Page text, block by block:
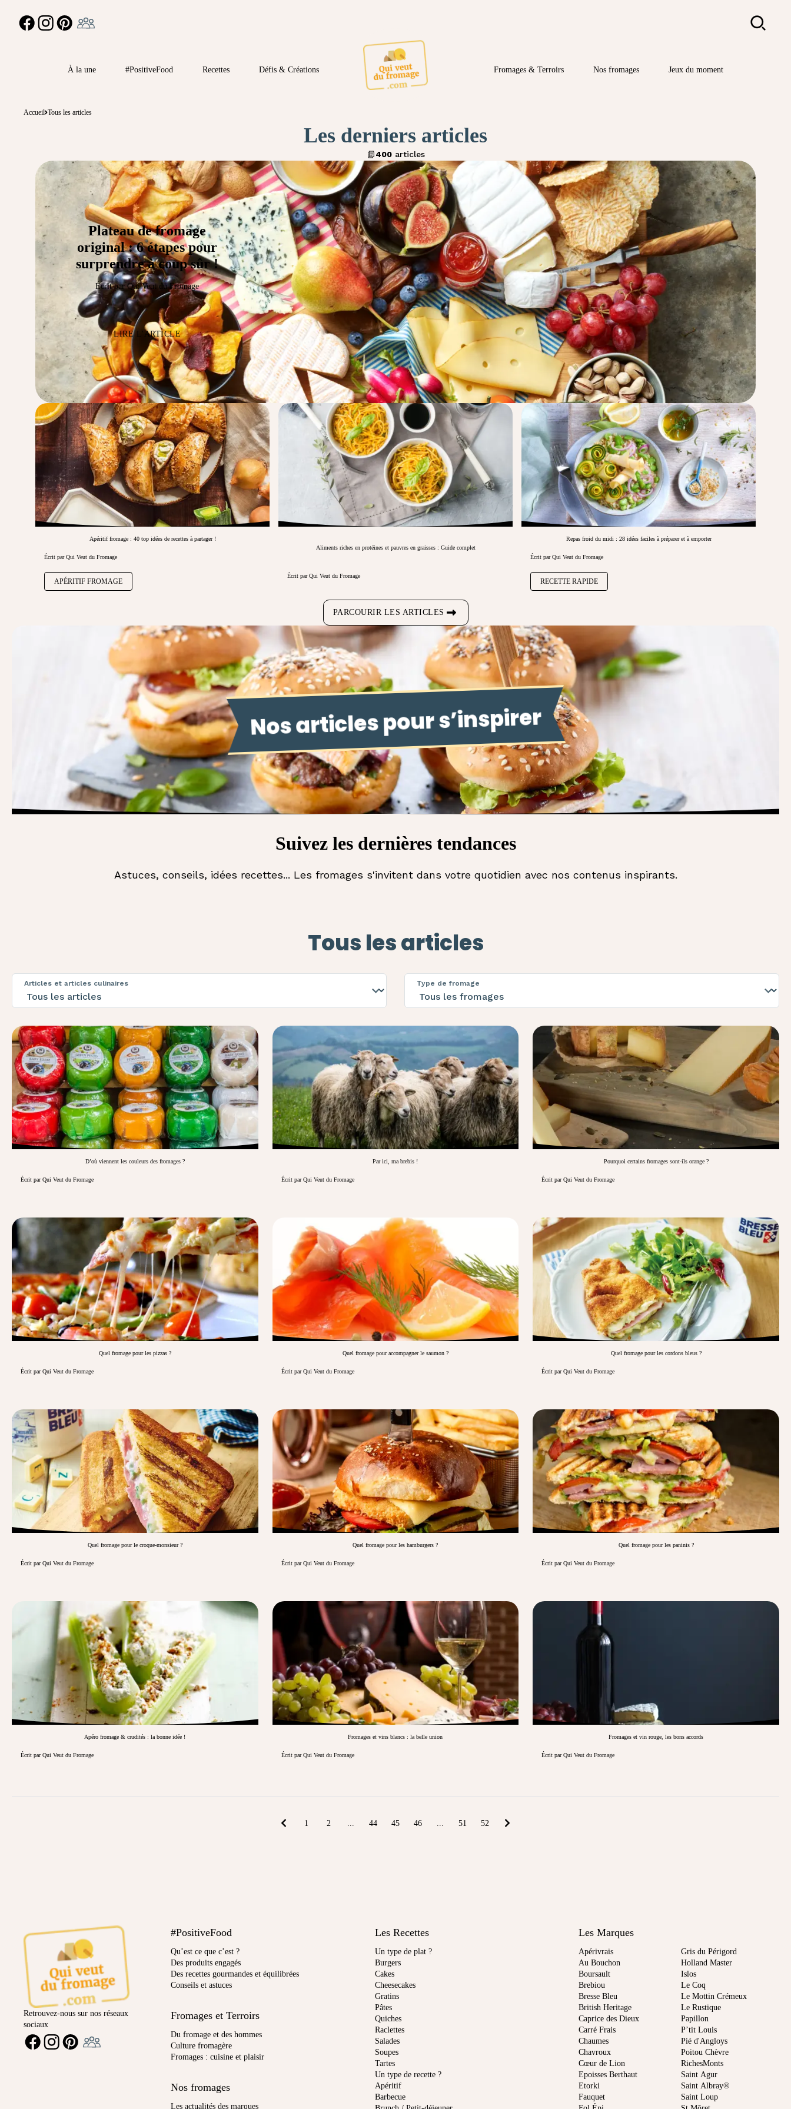
FACEBOOKINSTAGRAMPINTEREST Rechercher
À la une #PositiveFood Recettes Défis & Créations Fromages & Terroirs Nos fromages Jeux du moment
Accueil Tous les articles
Les derniers articles
400articles
Plateau de fromage
original : 6 étapes pour
surprendre à coup sûr !
Écrit par Qui Veut du Fromage
LIRE L'ARTICLE
Apéritif fromage : 40 top idées de recettes à partager !
Écrit par Qui Veut du Fromage
APÉRITIF FROMAGE
Aliments riches en protéines et pauvres en graisses : Guide complet
Écrit par Qui Veut du Fromage
Repas froid du midi : 28 idées faciles à préparer et à emporter
Écrit par Qui Veut du Fromage
RECETTE RAPIDE
PARCOURIR LES ARTICLES
Nos articles pour s’inspirer
Suivez les dernières tendances
Astuces, conseils, idées recettes... Les fromages s'invitent dans votre quotidien avec nos contenus inspirants.
Tous les articles
Articles et articles culinaires Type de fromage
D’où viennent les couleurs des fromages ?
Écrit par Qui Veut du Fromage
Par ici, ma brebis !
Écrit par Qui Veut du Fromage
Pourquoi certains fromages sont-ils orange ?
Écrit par Qui Veut du Fromage
Quel fromage pour les pizzas ?
Écrit par Qui Veut du Fromage
Quel fromage pour accompagner le saumon ?
Écrit par Qui Veut du Fromage
Quel fromage pour les cordons bleus ?
Écrit par Qui Veut du Fromage
Quel fromage pour le croque-monsieur ?
Écrit par Qui Veut du Fromage
Quel fromage pour les hamburgers ?
Écrit par Qui Veut du Fromage
Quel fromage pour les paninis ?
Écrit par Qui Veut du Fromage
Apéro fromage & crudités : la bonne idée !
Écrit par Qui Veut du Fromage
Fromages et vins blancs : la belle union
Écrit par Qui Veut du Fromage
Fromages et vin rouge, les bons accords
Écrit par Qui Veut du Fromage
1 2 44 45 46 51 52
Retrouvez-nous sur nos réseaux
sociaux
FACEBOOKINSTAGRAMPINTEREST
#PositiveFood
Qu’est ce que c’est ?
Des produits engagés
Des recettes gourmandes et équilibrées
Conseils et astuces
Fromages et Terroirs
Du fromage et des hommes
Culture fromagère
Fromages : cuisine et plaisir
Nos fromages
Les actualités des marques
Les Recettes
Un type de plat ?
Burgers
Cakes
Cheesecakes
Gratins
Pâtes
Quiches
Raclettes
Salades
Soupes
Tartes
Un type de recette ?
Apéritif
Barbecue
Les Marques
Apérivrais
Au Bouchon
Boursault
Brebiou
Bresse Bleu
British Heritage
Caprice des Dieux
Carré Frais
Chaumes
Chavroux
Cœur de Lion
Epoisses Berthaut
Etorki
Fauquet
Gris du Périgord
Holland Master
Islos
Le Coq
Le Mottin Crémeux
Le Rustique
Papillon
P’tit Louis
Pié d'Angloys
Poitou Chèvre
RichesMonts
Saint Agur
Saint Albray®
Saint Loup